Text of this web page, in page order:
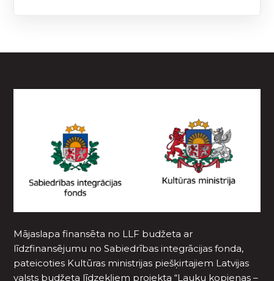
Mājaslapa finansēta no LLF budžeta ar
līdzfinansējumu no Sabiedrības integrācijas fonda,
pateicoties Kultūras ministrijas piešķirtajiem Latvijas
valsts budžeta līdzekļiem projekta “Lauku kopienas –